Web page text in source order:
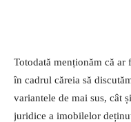
Totodată menționăm că
în cadrul căreia să
variantele de mai sus, cât
juridice a imobilelor